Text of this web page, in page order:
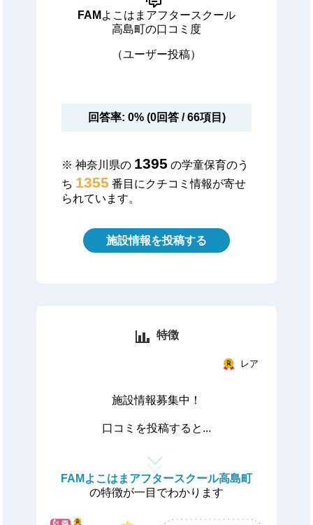
FAMよこはまアフタースクール
高島町の口コミ度
（ユーザー投稿）
回答率: 0% (0回答 / 66項目)
※ 神奈川県の 1395 の学童保育のう
ち 1355 番目にクチコミ情報が寄せ
られています。
施設情報を投稿する
特徴
レア
施設情報募集中！
口コミを投稿すると...
FAMよこはまアフタースクール高島町
の特徴が一目でわかります